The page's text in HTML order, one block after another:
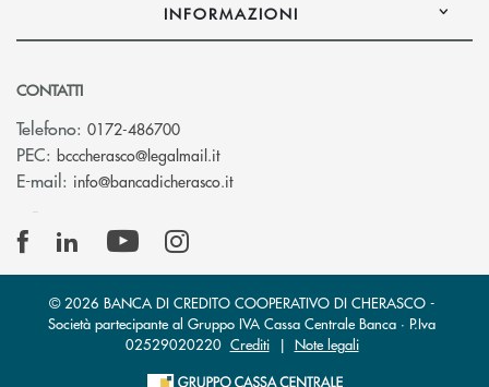
INFORMAZIONI
CONTATTI
Telefono: 0172-486700
PEC: bcccherasco@legalmail.it(si apre l’app di posta elettronica)
E-mail: info@bancadicherasco.it(si apre l’app di posta elettronica)
© 2026 BANCA DI CREDITO COOPERATIVO DI CHERASCO -
Società partecipante al Gruppo IVA Cassa Centrale Banca · P.Iva
02529020220 Crediti| Note legali